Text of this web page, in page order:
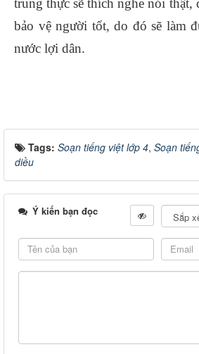
trung thực sẽ thích nghe nói thật,
bảo vệ người tốt, do đó sẽ làm
nước lợi dân.
Tags: Soạn tiếng việt lớp 4, Soạn
diều
Ý kiến bạn đọc